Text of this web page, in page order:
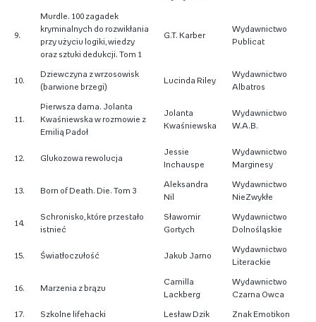
9.
Murdle. 100 zagadek
kryminalnych do rozwikłania
przy użyciu logiki, wiedzy
oraz sztuki dedukcji. Tom 1
G.T. Karber
Wydawnictwo
Publicat
10.
Dziewczyna z wrzosowisk
(barwione brzegi)
Lucinda Riley
Wydawnictwo
Albatros
11.
Pierwsza dama. Jolanta
Kwaśniewska w rozmowie z
Emilią Padoł
Jolanta
Kwaśniewska
Wydawnictwo
W.A.B.
12. Glukozowa rewolucja
Jessie
Inchauspe
Wydawnictwo
Marginesy
13. Born of Death. Die. Tom 3
Aleksandra
Nil
Wydawnictwo
NieZwykłe
14.
Schronisko, które przestało
istnieć
Sławomir
Gortych
Wydawnictwo
Dolnośląskie
15. Światłoczułość Jakub Jarno
Wydawnictwo
Literackie
16. Marzenia z brązu
Camilla
Lackberg
Wydawnictwo
Czarna Owca
17. Szkolne lifehacki Lesław Dzik Znak Emotikon